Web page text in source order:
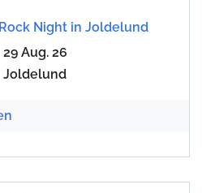
Night in Joldelund
29 Aug. 26
Joldelund